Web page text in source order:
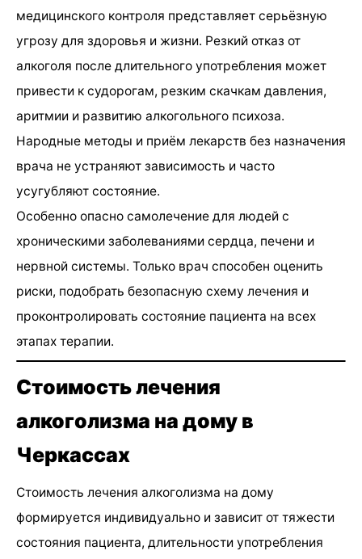
медицинского контроля представляет серьёзную
угрозу для здоровья и жизни. Резкий отказ от
алкоголя после длительного употребления может
привести к судорогам, резким скачкам давления,
аритмии и развитию алкогольного психоза.
Народные методы и приём лекарств без назначения
врача не устраняют зависимость и часто
усугубляют состояние.
Особенно опасно самолечение для людей с
хроническими заболеваниями сердца, печени и
нервной системы. Только врач способен оценить
риски, подобрать безопасную схему лечения и
проконтролировать состояние пациента на всех
этапах терапии.
Стоимость лечения
алкоголизма на дому в
Черкассах
Стоимость лечения алкоголизма на дому
формируется индивидуально и зависит от тяжести
состояния пациента, длительности употребления